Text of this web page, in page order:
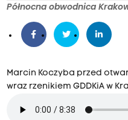
Północna obwodnica
Marcin Koczyba przed
wraz rzenikiem GDDKiA w